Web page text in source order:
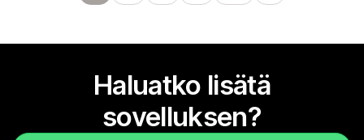
Haluatko lisätä
sovelluksen?